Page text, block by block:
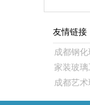
友情链接
成都钢
家装玻
成都艺